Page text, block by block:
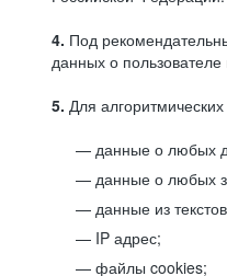
4. Под
данных о
5. Для
данные о любых
данные о любых
данные из
IP адрес;
файлы cookies;